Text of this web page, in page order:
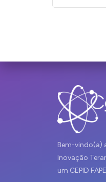
Bem-vindo(a)
Inovação
um CEPID